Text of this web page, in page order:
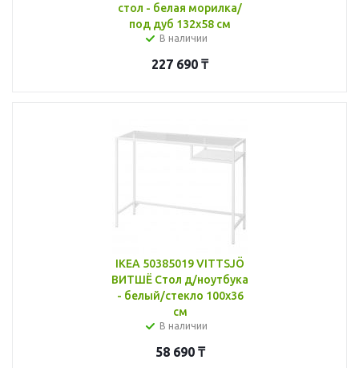
стол - белая морилка/
под дуб 132x58 см
В наличии
227 690 ₸
IKEA 50385019 VITTSJÖ
ВИТШЁ Стол д/ноутбука
- белый/стекло 100x36
см
В наличии
58 690₸